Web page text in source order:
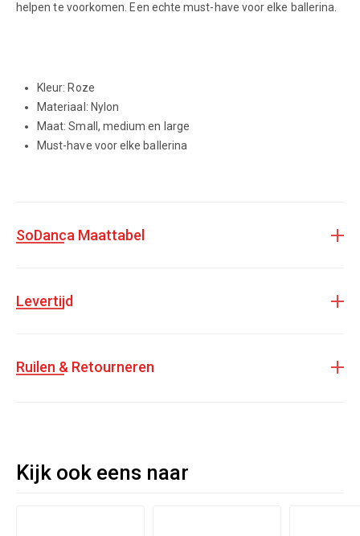
helpen te voorkomen. Een echte must-have voor elke ballerina.
Kleur: Roze
Materiaal: Nylon
Maat: Small, medium en large
Must-have voor elke ballerina
SoDanca Maattabel
Levertijd
Ruilen & Retourneren
Kijk ook eens naar